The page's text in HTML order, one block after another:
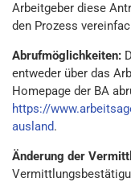
Arbeitgeber diese
den Prozess
Abrufmöglichkeiten:
entweder über das
Homepage der BA
https://
ausland.
Änderung der